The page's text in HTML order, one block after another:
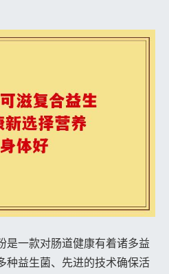
是一款对肠道健康有着诸多益
种益生菌、先进的技术确保活